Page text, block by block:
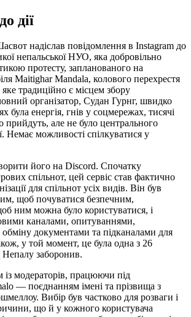
дії
надіслав повідомлення в Instagram до
непальської НУО, яка добровільно
протесту, запланованого на
Maitighar Mandala, колового перехрестя
традиційно є місцем збору
організатор, Судан Гурнг, швидко
була енергія, гнів у соцмережах, тисячі
прийдуть, але не було центрального
Немає можливості спілкуватися у
його на Discord. Спочатку
спільнот, цей сервіс став фактично
для спільнот усіх видів. Він був
щоб почуватися безпечним,
ним можна було користуватися, і
каналами, опитуваннями,
документами та підканалами для
у той момент, це була одна з 26
Непалу заборонив.
модераторів, працюючи під
— поєднанням імені та прізвища з
Вибір був частково для розваги і
що й у кожного користувача